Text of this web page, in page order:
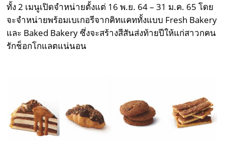
ทั้ง 2 เมนูเปิดจำหน่ายตั้งแต่ 16 พ.ย. 64 – 31 ม.ค. 65 โดย
จะจำหน่ายพร้อมเบเกอรีจากคิทแคททั้งแบบ Fresh Bakery
และ Baked Bakery ซึ่งจะสร้างสีสันส่งท้ายปีให้แก่สาวกคน
รักช็อกโกแลตแน่นอน